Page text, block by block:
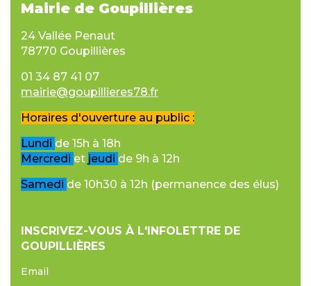
Mairie de Goupillières
24 Vallée Penaut
78770 Goupillières
01 34 87 41 07
mairie@goupillieres78.fr
Horaires d'ouverture au public :
Lundi de 15h à 18h
Mercredi et jeudi de 9h à 12h
Samedi de 10h30 à 12h (permanence des élus)
INSCRIVEZ-VOUS À L'INFOLETTRE DE
GOUPILLIÈRES
Email